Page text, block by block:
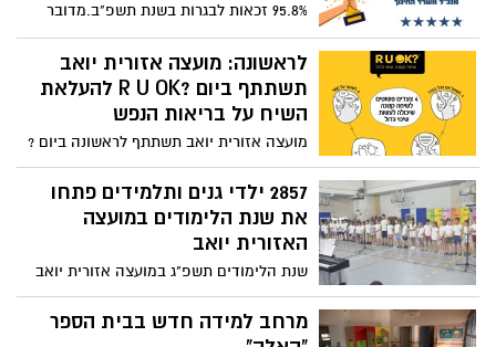
95.8% זכאות לבגרות בשנת תשפ"ב.מדובר
בעלייה ב-13% בתעודת בגרות איכותית.
הכפלה במספר מצטייני מנכ"ל משרד החינוך.
לראשונה: מועצה אזורית יואב
תשתתף ביום ?R U OK להעלאת
השיח על בריאות הנפש
מועצה אזורית יואב תשתתף לראשונה ביום ?
R U OK, יום להגברת המודעות לבריאות הנפש
אותו מובילה אנוש – העמותה הישראלית
לבריאות הנפש. במסגרת שיתוף הפעולה
תיקח המועצה חלק בקמפיין דיגיטל. מטרת
אותנו ולעודד שיח על בריאות הנפש.
2857 ילדי גנים ותלמידים פתחו
את שנת הלימודים במועצה
האזורית יואב
שנת הלימודים תשפ"ג במועצה אזורית יואב
נפתחה כסדרה יחד עם 460 ילדי גני ילדים (3-
6), 1158 תלמידי יסודיים ו- 1239 תלמידי חטיבה
ותיכון צפית
מרחב למידה חדש בבית הספר